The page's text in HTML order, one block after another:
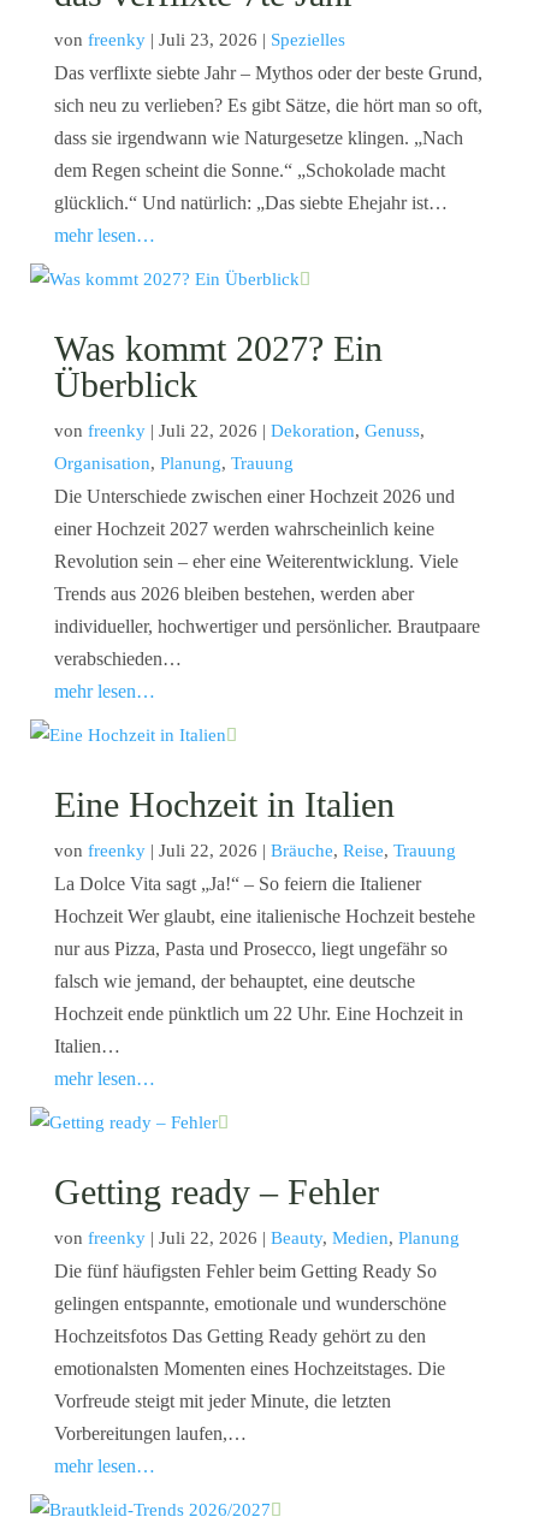
von freenky| Juli 23, 2026 | Spezielles
Das verflixte siebte Jahr – Mythos oder der beste Grund,
sich neu zu verlieben? Es gibt Sätze, die hört man so oft,
dass sie irgendwann wie Naturgesetze klingen. „Nach
dem Regen scheint die Sonne.“ „Schokolade macht
glücklich.“ Und natürlich: „Das siebte Ehejahr ist…
mehr lesen…
Was kommt 2027? Ein
Überblick
von freenky| Juli 22, 2026 | Dekoration, Genuss,
Organisation, Planung, Trauung
Die Unterschiede zwischen einer Hochzeit 2026 und
einer Hochzeit 2027 werden wahrscheinlich keine
Revolution sein – eher eine Weiterentwicklung. Viele
Trends aus 2026 bleiben bestehen, werden aber
individueller, hochwertiger und persönlicher. Brautpaare
verabschieden…
mehr lesen…
Eine Hochzeit in Italien
von freenky| Juli 22, 2026 | Bräuche, Reise, Trauung
La Dolce Vita sagt „Ja!“ – So feiern die Italiener
Hochzeit Wer glaubt, eine italienische Hochzeit bestehe
nur aus Pizza, Pasta und Prosecco, liegt ungefähr so
falsch wie jemand, der behauptet, eine deutsche
Hochzeit ende pünktlich um 22 Uhr. Eine Hochzeit in
Italien…
mehr lesen…
Getting ready – Fehler
von freenky| Juli 22, 2026 | Beauty, Medien, Planung
Die fünf häufigsten Fehler beim Getting Ready So
gelingen entspannte, emotionale und wunderschöne
Hochzeitsfotos Das Getting Ready gehört zu den
emotionalsten Momenten eines Hochzeitstages. Die
Vorfreude steigt mit jeder Minute, die letzten
Vorbereitungen laufen,…
mehr lesen…